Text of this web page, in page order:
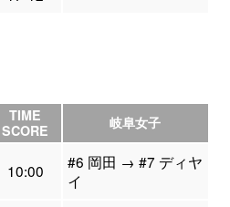
TIME
SCORE
岐阜女子
10:00
#6 岡田 → #7 ディヤ
イ